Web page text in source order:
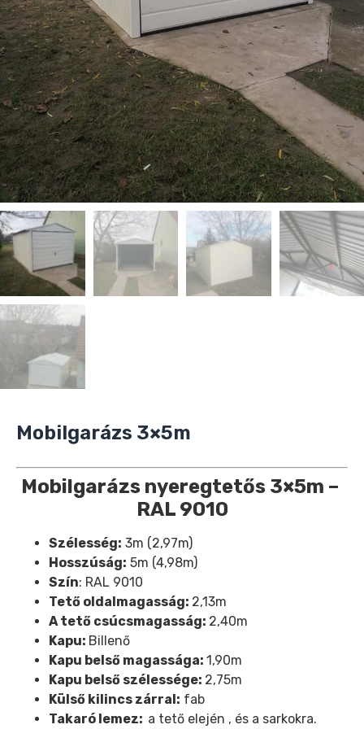
Mobilgarázs 3×5m
Mobilgarázs nyeregtetős 3×5m –
RAL 9010
Szélesség: 3m (2,97m)
Hosszúság: 5m (4,98m)
Szín: RAL 9010
Tető oldalmagasság: 2,13m
A tető csúcsmagasság: 2,40m
Kapu: Billenő
Kapu belső magassága: 1,90m
Kapu belső szélessége: 2,75m
Külső kilincs zárral: fab
Takaró lemez: a tető elején , és a sarkokra.